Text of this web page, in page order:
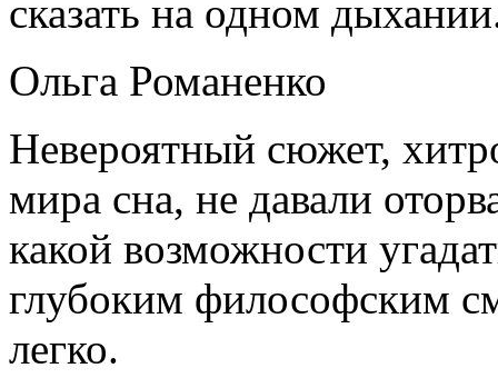
сказать на одном
Ольга Романенко
Невероятный сюжет,
мира сна, не давали
какой возможности
глубоким философским
легко.